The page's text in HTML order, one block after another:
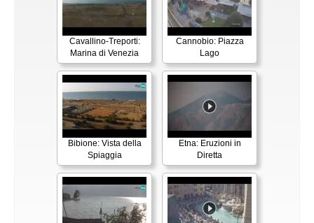
Cavallino-Treporti:
Marina di Venezia
Cannobio: Piazza
Lago
Bibione: Vista della
Spiaggia
Etna: Eruzioni in
Diretta